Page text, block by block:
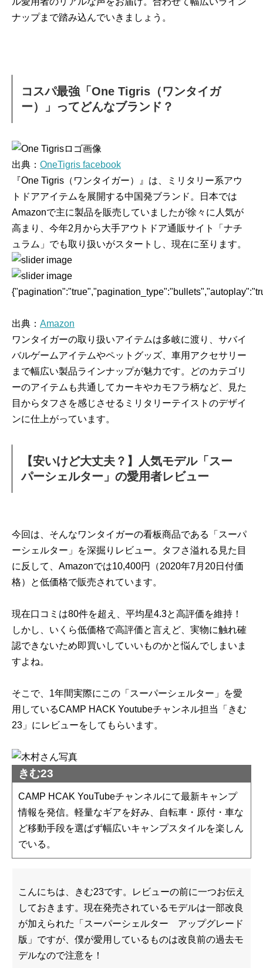
ナップまで踏み込んでいきましょう。
コスパ最強「One Tigris（ワンタイガ
ー）」ってどんなブランド？
出典： OneTigris facebook
『One Tigris（ワンタイガー）』は、ミリタリー系アウ
トドアアイテムを展開する中国発ブランド。日本では
Amazonで主に製品を販売していましたが徐々に人気が
高まり、今年2月から大手アウトドア通販サイト「ナチ
ュラム」でも取り扱いがスタートし、現在に至ります。
出典： Amazon
ワンタイガーの取り扱いアイテムは多岐に渡り、サバイ
バルゲームアイテムやペットグッズ、車用アクセサリー
まで幅広い製品ラインナップが魅力です。どのカテゴリ
ーのアイテムも共通してカーキやカモフラ柄など、見た
目からタフさを感じさせるミリタリーテイストのデザイ
ンに仕上がっています。
【安いけど大丈夫？】人気モデル「スー
パーシェルター」の愛用者レビュー
今回は、そんなワンタイガーの看板商品である「スーパ
ーシェルター」を深掘りレビュー。タフさ溢れる見た目
に反して、Amazonでは10,400円（2020年7月20日付価
格）と低価格で販売されています。
現在口コミは80件を超え、平均星4.3と高評価を維持！
しかし、いくら低価格で高評価と言えど、実物に触れ確
認できないため即買いしていいものかと悩んでしまいま
すよね。
そこで、1年間実際にこの「スーパーシェルター」を愛
用しているCAMP HACK Youtubeチャンネル担当「きむ
23」にレビューをしてもらいます。
きむ23
CAMP HCAK YouTubeチャンネルにて最新キャンプ
情報を発信。軽量なギアを好み、自転車・原付・車な
ど移動手段を選ばず幅広いキャンプスタイルを楽しん
でいる。
こんにちは、きむ23です。レビューの前に一つお伝え
しておきます。現在発売されているモデルは一部改良
が加えられた「スーパーシェルター アップグレード
版」ですが、僕が愛用しているものは改良前の過去モ
デルなので注意を！